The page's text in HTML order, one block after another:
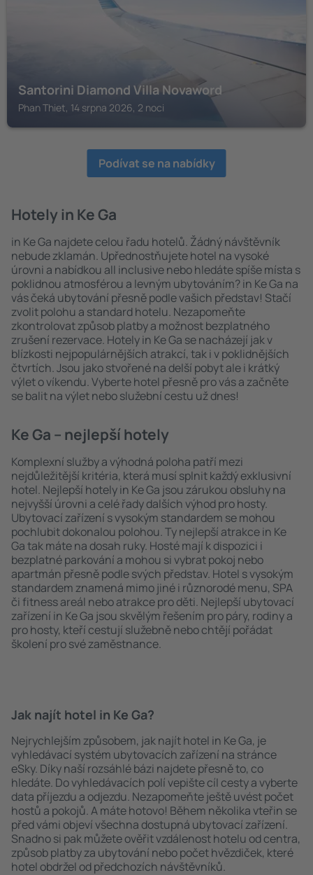
Santorini Diamond Villa Novaword
Phan Thiet, 14 srpna 2026, 2 noci
Podívat se na nabídky
Hotely in Ke Ga
in Ke Ga najdete celou řadu hotelů. Žádný návštěvník
nebude zklamán. Upřednostňujete hotel na vysoké
úrovni a nabídkou all inclusive nebo hledáte spíše místa s
poklidnou atmosférou a levným ubytováním? in Ke Ga na
vás čeká ubytování přesně podle vašich představ! Stačí
zvolit polohu a standard hotelu. Nezapomeňte
zkontrolovat způsob platby a možnost bezplatného
zrušení rezervace. Hotely in Ke Ga se nacházejí jak v
blízkosti nejpopulárnějších atrakcí, tak i v poklidnějších
čtvrtích. Jsou jako stvořené na delší pobyt ale i krátký
výlet o víkendu. Vyberte hotel přesně pro vás a začněte
se balit na výlet nebo služební cestu už dnes!
Ke Ga – nejlepší hotely
Komplexní služby a výhodná poloha patří mezi
nejdůležitější kritéria, která musí splnit každý exklusivní
hotel. Nejlepší hotely in Ke Ga jsou zárukou obsluhy na
nejvyšší úrovni a celé řady dalších výhod pro hosty.
Ubytovací zařízení s vysokým standardem se mohou
pochlubit dokonalou polohou. Ty nejlepší atrakce in Ke
Ga tak máte na dosah ruky. Hosté mají k dispozici i
bezplatné parkování a mohou si vybrat pokoj nebo
apartmán přesně podle svých představ. Hotel s vysokým
standardem znamená mimo jiné i různorodé menu, SPA
či fitness areál nebo atrakce pro děti. Nejlepší ubytovací
zařízení in Ke Ga jsou skvělým řešením pro páry, rodiny a
pro hosty, kteří cestují služebně nebo chtějí pořádat
školení pro své zaměstnance.
Jak najít hotel in Ke Ga?
Nejrychlejším způsobem, jak najít hotel in Ke Ga, je
vyhledávací systém ubytovacích zařízení na stránce
eSky. Díky naší rozsáhlé bázi najdete přesně to, co
hledáte. Do vyhledávacích polí vepište cíl cesty a vyberte
data příjezdu a odjezdu. Nezapomeňte ještě uvést počet
hostů a pokojů. A máte hotovo! Během několika vteřin se
před vámi objeví všechna dostupná ubytovací zařízení.
Snadno si pak můžete ověřit vzdálenost hotelu od centra,
způsob platby za ubytování nebo počet hvězdiček, které
hotel obdržel od předchozích návštěvníků.